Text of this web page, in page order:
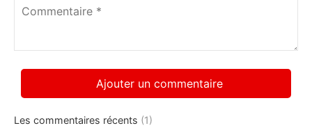
Les commentaires récents (1)